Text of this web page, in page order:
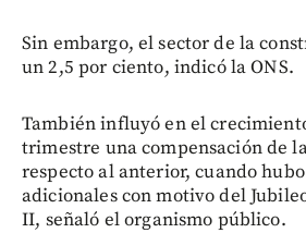
Sin embargo, el sector de la
un 2,5 por ciento, indicó la ONS.
También influyó en el
trimestre una compensación de
respecto al anterior, cuando
adicionales con motivo del
II, señaló el organismo público.